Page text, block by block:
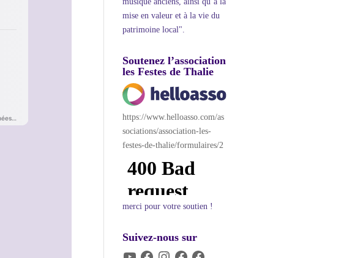
mise en valeur et à la vie du
patrimoine local".
Soutenez l’association
les Festes de Thalie
https://www.helloasso.com/as
sociations/association-les-
festes-de-thalie/formulaires/2
merci pour votre soutien !
Suivez-nous sur
YouTubeFacebookInstagramFacebookFacebook